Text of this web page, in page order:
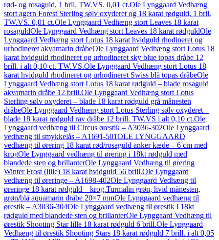
rød- og rosaguld, 1 bril. TW.VS. 0,01 ct.Ole Lynggaard Vedhæng
stort agern Forest Sterling sølv oxyderet og 18 karat rødguld, 1 bril.
TW.VS. 0,01 ct.Ole Lynggaard Vedhæng stort Leaves 18 karat
rosaguldOle Lynggaard Vedhæng stort Leaves 18 karat rødguldOle
Lynggaard Vedhæng stort Lotus 18 karat hvidguld rhodineret og
urhodineret akvamarin dråbeOle Lynggaard Vedhæng stort Lotus 18
karat hvidguld rhodineret og urhodineret sky blue topas dråbe 12
brill. i alt 0,10 ct. TW.VS.Ole Lynggaard Vedhæng stort Lotus 18
karat hvidguld rhodineret og urhodineret Swiss blå topas dråbeOle
Lynggaard Vedhæng stort Lotus 18 karat rødguld – blade rosaguld
akvamarin dråbe 12 brill.Ole Lynggaard Vedhæng stort Lotus
Sterling sølv oxyderet – blade 18 karat rødguld grå månesten
dråbeOle Lynggaard Vedhæng stort Lotus Sterling sølv oxyderet –
blade 18 karat rødguld rav dråbe 12 brill. TW.VS i alt 0,10 ct.Ole
Lynggaard vedhæng til Circus ørestik – A3036-302Ole Lynggaard
vedhæng til smykkelås – A1691-501OLE LYNGGAARD
vedhæng til ørering 18 karat rød/rosaguld anker kæde – 6 cm med
krogOle Lynggaard vedhæng til ørering i 18kt rødguld med
blandede sten og brillanterOle Lynggaard Vedhæng til ørering
Winter Frost (lille) 18 karat hvidguld 56 brill.Ole Lynggaard
vedhæng til øreringe – A1698-402Ole Lynggaard Vedhæng til
øreringe 18 karat rødguld – krog.Turmalin grøn, hvid månesten,
grøn/blå aquamarin dråbe 20×7 mmOle Lynggaard vedhæng til
ørestik – A3036-304Ole Lynggaard vedhæng til ørestik i 18kt
rødguld med blandede sten og brillanterOle Lynggaard Vedhæng til
ørestik Shooting Star lille 18 karat rødguld 6 brill.Ole Lynggaard
Vedhæng til ørestik Shooting Stars 18 karat rødguld 7 brill. i alt 0,05